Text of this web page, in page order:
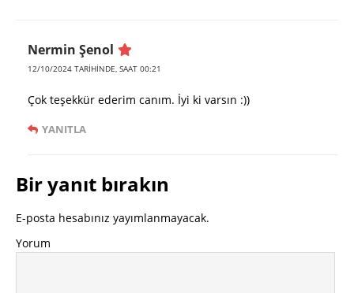
Nermin Şenol
12/10/2024 TARIHINDE, SAAT 00:21
Çok teşekkür ederim canım. İyi ki varsın :))
YANITLA
Bir yanıt bırakın
E-posta hesabınız yayımlanmayacak.
Yorum